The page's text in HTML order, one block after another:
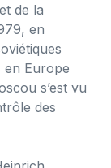
de la
en
en Europe
s’est vu
des